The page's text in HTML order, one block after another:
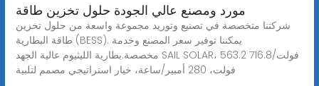
مورد ومصنع عالي الجودة حلول تخزين طاقة
شركتنا متخصصة في تصنيع وتوريد مجموعة واسعة من حلول تخزين
طاقة البطارية (BESS). يمكننا توفير سعر المصنع وخدمة
مخصصة.بطارية الليثيوم عالية الجهد SAIL SOLAR، 563.2 فولت/716.8
فولت، 280 أمبير/ساعة، خيار استراتيجي مصمم لتلبية